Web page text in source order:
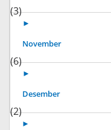
(3)
►
November
(6)
►
Desember
(2)
►